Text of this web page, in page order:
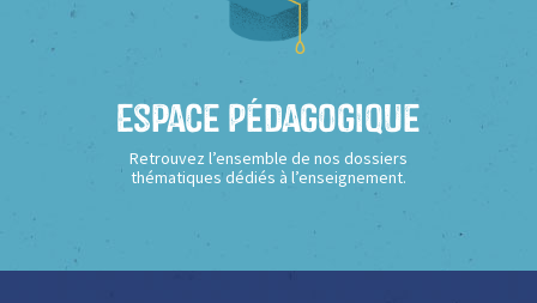
Espace Pédagogique
Retrouvez l’ensemble de nos dossiers
thématiques dédiés à l’enseignement.